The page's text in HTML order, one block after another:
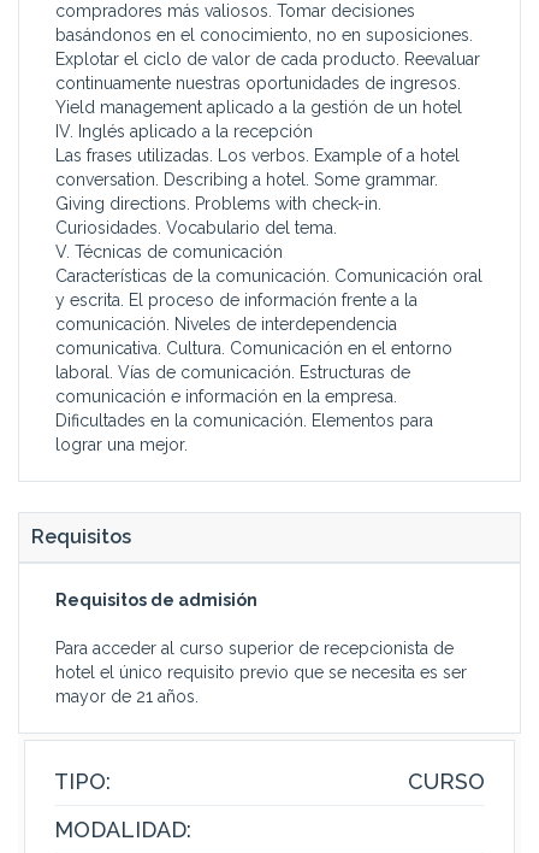
compradores más valiosos. Tomar decisiones
basándonos en el conocimiento, no en suposiciones.
Explotar el ciclo de valor de cada producto. Reevaluar
continuamente nuestras oportunidades de ingresos.
Yield management aplicado a la gestión de un hotel
IV. Inglés aplicado a la recepción
Las frases utilizadas. Los verbos. Example of a hotel
conversation. Describing a hotel. Some grammar.
Giving directions. Problems with check-in.
Curiosidades. Vocabulario del tema.
V. Técnicas de comunicación
Características de la comunicación. Comunicación oral
y escrita. El proceso de información frente a la
comunicación. Niveles de interdependencia
comunicativa. Cultura. Comunicación en el entorno
laboral. Vías de comunicación. Estructuras de
comunicación e información en la empresa.
Dificultades en la comunicación. Elementos para
lograr una mejor.
Requisitos
Requisitos de admisión
Para acceder al curso superior de recepcionista de
hotel el único requisito previo que se necesita es ser
mayor de 21 años.
TIPO:
CURSO
MODALIDAD: